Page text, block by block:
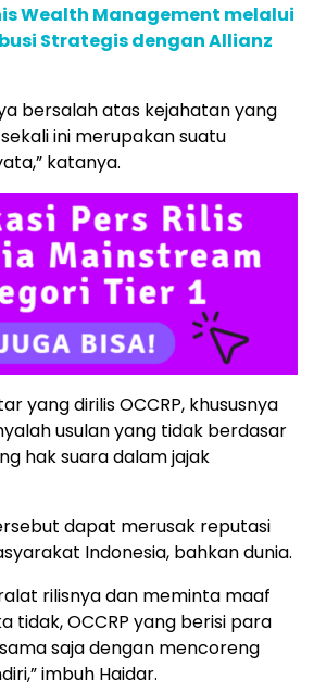
Wealth Management melalui
Strategis dengan Allianz
bersalah atas kejahatan yang
ini merupakan suatu
katanya.
yang dirilis OCCRP, khususnya
usulan yang tidak berdasar
hak suara dalam jajak
dapat merusak reputasi
Indonesia, bahkan dunia.
rilisnya dan meminta maaf
tidak, OCCRP yang berisi para
saja dengan mencoreng
imbuh Haidar.